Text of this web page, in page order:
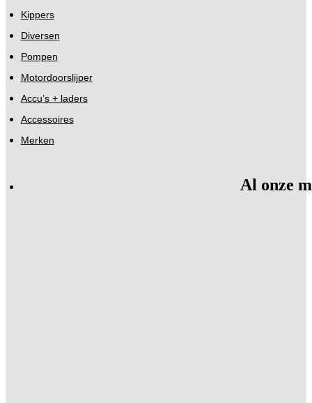
Kippers
Diversen
Pompen
Motordoorslijper
Accu’s + laders
Accessoires
Merken
Al onze